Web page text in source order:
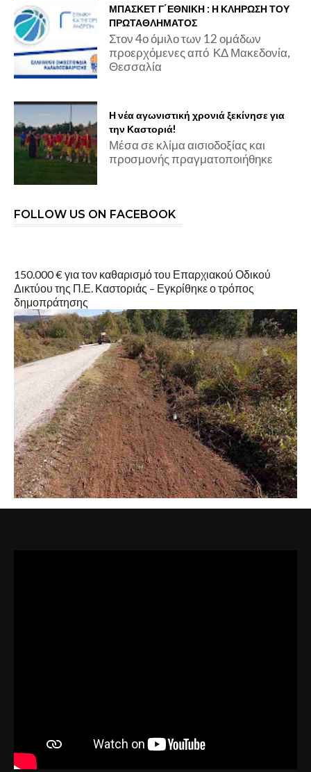
ΜΠΑΣΚΕΤ Γ΄ΕΘΝΙΚΗ : Η ΚΛΗΡΩΣΗ ΤΟΥ
ΠΡΩΤΑΘΛΗΜΑΤΟΣ
Στον 4ο όμιλο των 12 ομάδων
προερχόμενες από ΚΔ Μακεδονία,
Θεσσαλία
Η νέα αγωνιστική χρονιά ξεκίνησε για
την Καστοριά!
Μέσα σε κλίμα αισιοδοξίας και
προσμονής πραγματοποιήθηκε
FOLLOW US ON FACEBOOK
150.000 € για τον καθαρισμό του Επαρχιακού Οδικού
Δικτύου της Π.Ε. Καστοριάς – Εγκρίθηκε ο τρόπος
δημοπράτησης